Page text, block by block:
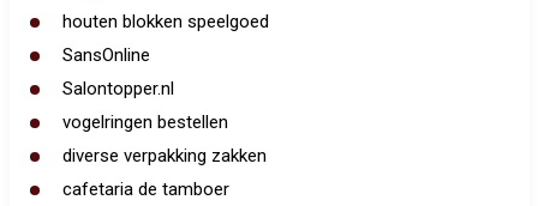
houten blokken speelgoed
SansOnline
Salontopper.nl
vogelringen bestellen
diverse verpakking zakken
cafetaria de tamboer